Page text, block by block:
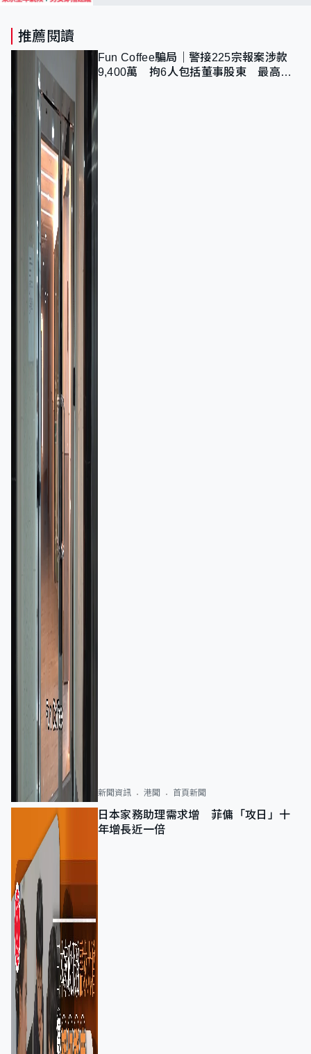
推薦閱讀
Fun Coffee騙局｜警接225宗報案涉款
9,400萬 拘6人包括董事股東 最高金
新聞資訊 港聞 首頁新聞
日本家務助理需求增 菲傭「攻日」十
年增長近一倍